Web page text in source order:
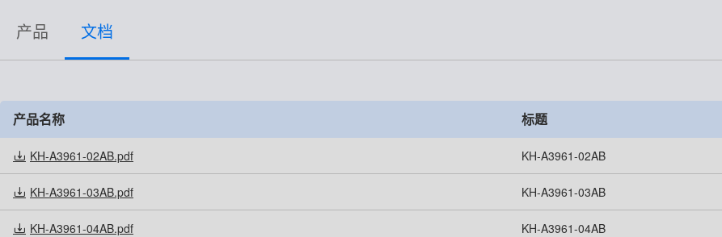
产品 文档
产品名称 标题
KH-A3961-02AB.pdf KH-A3961-02AB
KH-A3961-03AB.pdf KH-A3961-03AB
KH-A3961-04AB.pdf KH-A3961-04AB